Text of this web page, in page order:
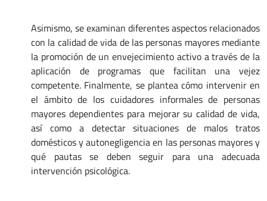
Asimismo, se examinan diferentes aspectos relacionados
con la calidad de vida de las personas mayores mediante
la promoción de un envejecimiento activo a través de la
aplicación de programas que facilitan una vejez
competente. Finalmente, se plantea cómo intervenir en
el ámbito de los cuidadores informales de personas
mayores dependientes para mejorar su calidad de vida,
así como a detectar situaciones de malos tratos
domésticos y autonegligencia en las personas mayores y
qué pautas se deben seguir para una adecuada
intervención psicológica.